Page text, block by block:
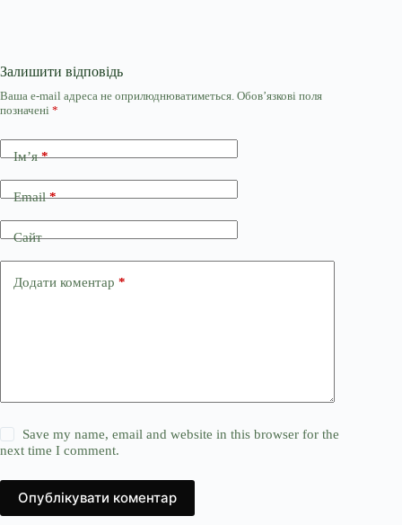
Залишити відповідь
Ваша e-mail адреса не оприлюднюватиметься. Обов’язкові поля
позначені *
Ім’я*
Email*
Сайт
Додати коментар *
Save my name, email and website in this browser for the
next time I comment.
Опублікувати коментар